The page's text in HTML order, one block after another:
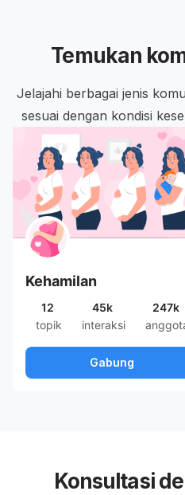
Temukan
Jelajahi berbagai jenis
sesuai dengan kondisi
Kehamilan
12
topik
45k
interaksi
247k
Gabung
Konsultasi